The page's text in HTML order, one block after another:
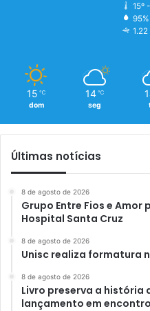
15º
95%
1.22
15 ℃
dom
14 ℃
seg
Últimas notícias
8 de agosto de 2026
Grupo Entre Fios e
Hospital Santa Cruz
8 de agosto de 2026
Unisc realiza formatura
8 de agosto de 2026
Livro preserva a história
lançamento em